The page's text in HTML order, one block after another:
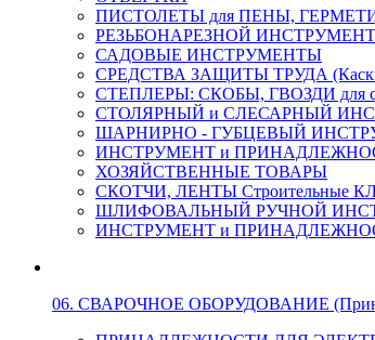
ПИСТОЛЕТЫ для ПЕНЫ,
РЕЗЬБОНАРЕЗНОЙ ИНСТРУМЕНТ
САДОВЫЕ ИНСТРУМЕНТЫ
СРЕДСТВА ЗАЩИТЫ ТРУДА
СТЕПЛЕРЫ: СКОБЫ, ГВОЗДИ для
СТОЛЯРНЫЙ и СЛЕСАРНЫЙ
ШАРНИРНО - ГУБЦЕВЫЙ
ИНСТРУМЕНТ и
ХОЗЯЙСТВЕННЫЕ ТОВАРЫ
СКОТЧИ, ЛЕНТЫ
ШЛИФОВАЛЬНЫЙ РУЧНОЙ
ИНСТРУМЕНТ и
06. СВАРОЧНОЕ ОБОРУДОВАНИЕ